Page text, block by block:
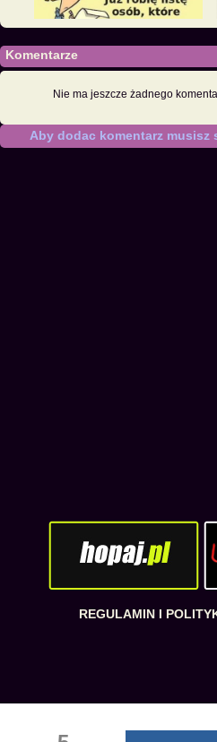
Komentarze
Nie ma jeszcze żadnego
Aby dodac komentarz musisz
REGULAMIN I